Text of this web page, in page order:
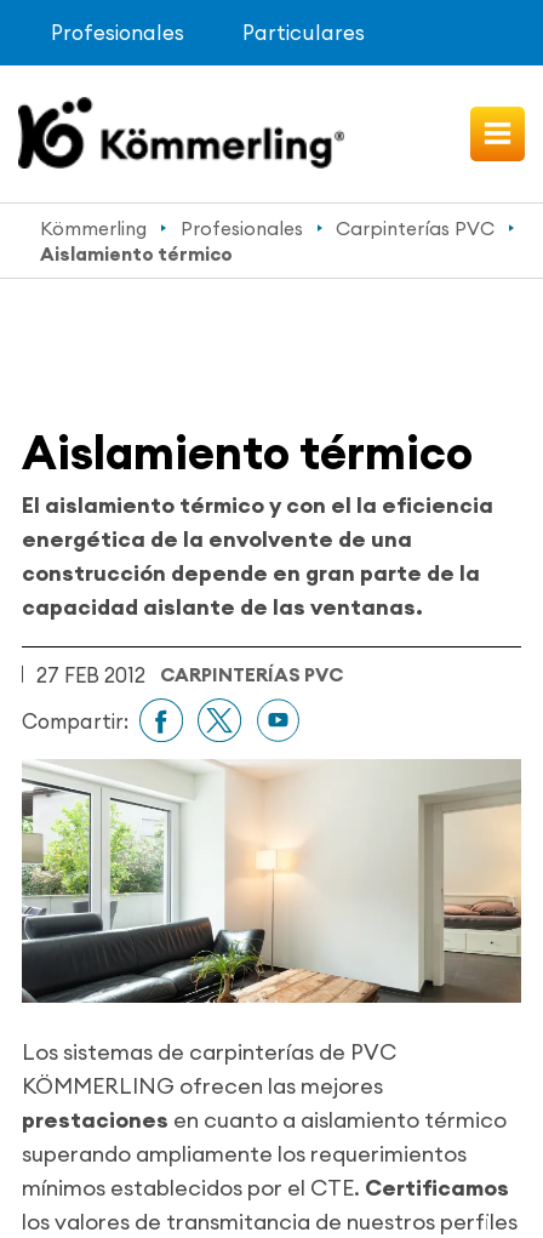
Profesionales Particulares
Kömmerling Profesionales
Carpinterías PVC
Aislamiento térmico
Aislamiento térmico
El aislamiento térmico y con el la eficiencia
energética de la envolvente de una
construcción depende en gran parte de la
capacidad aislante de las ventanas.
27 FEB 2012 CARPINTERÍAS PVC
Compartir:
Los sistemas de carpinterías de PVC
KÖMMERLING ofrecen las mejores
prestaciones en cuanto a aislamiento térmico
superando ampliamente los requerimientos
mínimos establecidos por el CTE. Certificamos
los valores de transmitancia de nuestros perfiles